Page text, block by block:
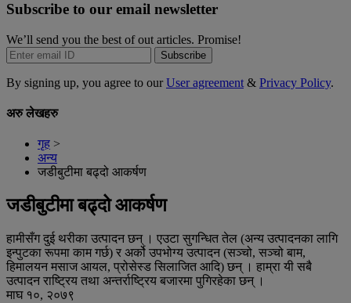
Subscribe to our email newsletter
We’ll send you the best of out articles. Promise!
Subscribe
By signing up, you agree to ourUser agreement & Privacy Policy.
अरु लेखहरु
गृह >
अन्य
जडीबुटीमा बढ्दो आकर्षण
जडीबुटीमा बढ्दो आकर्षण
हामीसँग दुई थरीका उत्पादन छन् । एउटा सुगन्धित तेल (अन्य उत्पादनका लागि
इन्पुटका रूपमा काम गर्छ) र अर्को उपभोग्य उत्पादन (सञ्चो, सञ्चो बाम,
हिमालयन मसाज आयल, प्रोसेस्ड सिलाजित आदि) छन् । हाम्रा यी सबै
उत्पादन राष्ट्रिय तथा अन्तर्राष्ट्रिय बजारमा पुगिरहेका छन् ।
माघ १०, २०७९